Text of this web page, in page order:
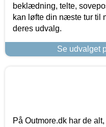
beklædning, telte,
kan løfte din næste tur til
deres udvalg.
Se udvalget
På Outmore.dk har de